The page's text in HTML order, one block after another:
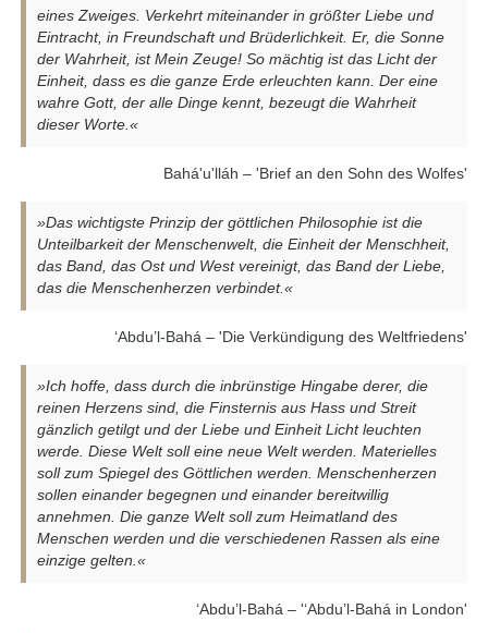
eines Zweiges. Verkehrt miteinander in größter Liebe und
Eintracht, in Freundschaft und Brüderlichkeit. Er, die Sonne
der Wahrheit, ist Mein Zeuge! So mächtig ist das Licht der
Einheit, dass es die ganze Erde erleuchten kann. Der eine
wahre Gott, der alle Dinge kennt, bezeugt die Wahrheit
dieser Worte.«
Bahá'u'lláh – 'Brief an den Sohn des Wolfes'
»Das wichtigste Prinzip der göttlichen Philosophie ist die
Unteilbarkeit der Menschenwelt, die Einheit der Menschheit,
das Band, das Ost und West vereinigt, das Band der Liebe,
das die Menschenherzen verbindet.«
‘Abdu’l-Bahá – 'Die Verkündigung des Weltfriedens'
»Ich hoffe, dass durch die inbrünstige Hingabe derer, die
reinen Herzens sind, die Finsternis aus Hass und Streit
gänzlich getilgt und der Liebe und Einheit Licht leuchten
werde. Diese Welt soll eine neue Welt werden. Materielles
soll zum Spiegel des Göttlichen werden. Menschenherzen
sollen einander begegnen und einander bereitwillig
annehmen. Die ganze Welt soll zum Heimatland des
Menschen werden und die verschiedenen Rassen als eine
einzige gelten.«
‘Abdu’l-Bahá – '‘Abdu’l-Bahá in London'